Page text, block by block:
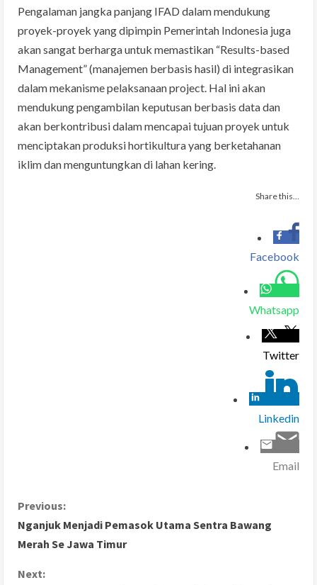
Pengalaman jangka panjang IFAD dalam mendukung
proyek-proyek yang dipimpin Pemerintah Indonesia juga
akan sangat berharga untuk memastikan “Results-based
Management” (manajemen berbasis hasil) di integrasikan
dalam mekanisme pelaksanaan project. Hal ini akan
mendukung pengambilan keputusan berbasis data dan
akan berkontribusi dalam mencapai tujuan proyek untuk
menciptakan produksi hortikultura yang berketahanan
iklim dan menguntungkan di lahan kering.
Share this…
Facebook
Whatsapp
Twitter
Linkedin
Email
C
o
n
Previous:
Nganjuk Menjadi Pemasok Utama Sentra Bawang
Merah Se Jawa Timur
Next: